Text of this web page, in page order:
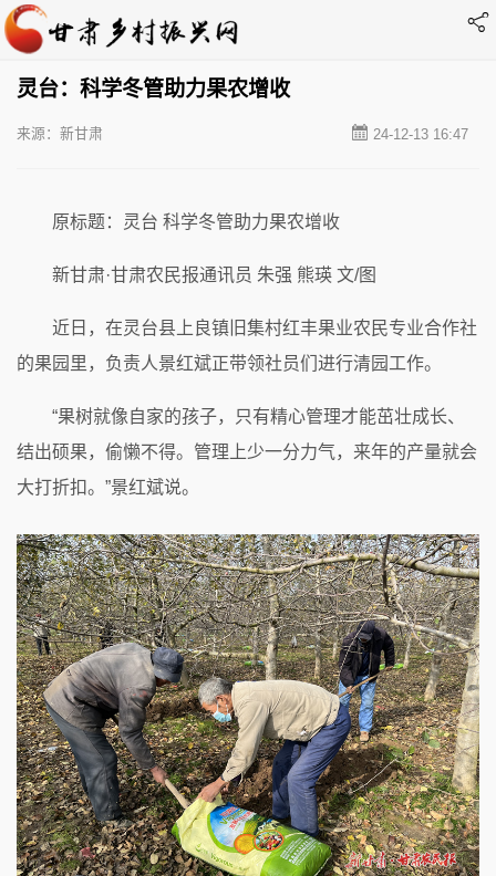
灵台：科学冬管助力果农增收
24-12-13 16:47
来源：新甘肃
原标题：灵台 科学冬管助力果农增收
新甘肃·甘肃农民报通讯员 朱强 熊瑛 文/图
近日，在灵台县上良镇旧集村红丰果业农民专业合作社
的果园里，负责人景红斌正带领社员们进行清园工作。
“果树就像自家的孩子，只有精心管理才能茁壮成长、
结出硕果，偷懒不得。管理上少一分力气，来年的产量就会
大打折扣。”景红斌说。